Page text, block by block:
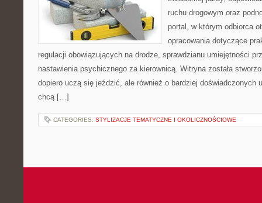
ruchu drogowym oraz
portal, w którym odbiorca
opracowania dotyczące
regulacji obowiązujących na drodze, sprawdzianu umiejętności
nastawienia psychicznego za kierownicą. Witryna została
dopiero uczą się jeździć, ale również o bardziej doświadczonych
chcą […]
CATEGORIES: STYLIZACJE TEMATYCZNE I OKOLICZNOŚCIOWE